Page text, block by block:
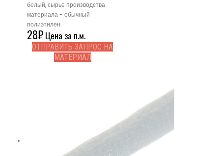
белый, сырье производства
материала - обычный
полиэтилен.
28₽Цена за п.м.
ОТПРАВИТЬ ЗАПРОС НА
МАТЕРИАЛ